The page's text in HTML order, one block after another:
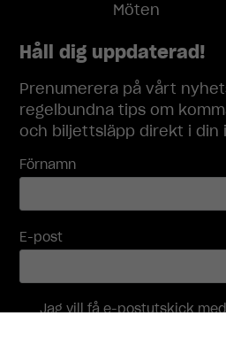
Möten
Håll dig uppdaterad!
Prenumerera på vårt
regelbundna tips om
och biljettsläpp direkt i din
Förnamn
E-post
Jag vill få e-postutskick